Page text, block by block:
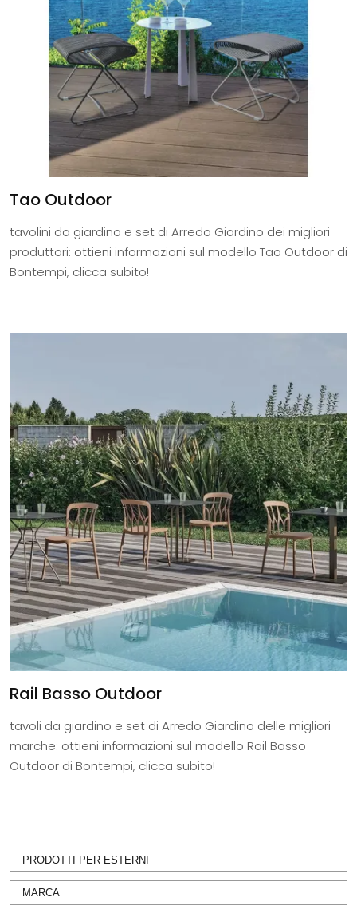
Tao Outdoor
tavolini da giardino e set di Arredo Giardino dei migliori
produttori: ottieni informazioni sul modello Tao Outdoor di
Bontempi, clicca subito!
Rail Basso Outdoor
tavoli da giardino e set di Arredo Giardino delle migliori
marche: ottieni informazioni sul modello Rail Basso
Outdoor di Bontempi, clicca subito!
PRODOTTI PER ESTERNI
MARCA